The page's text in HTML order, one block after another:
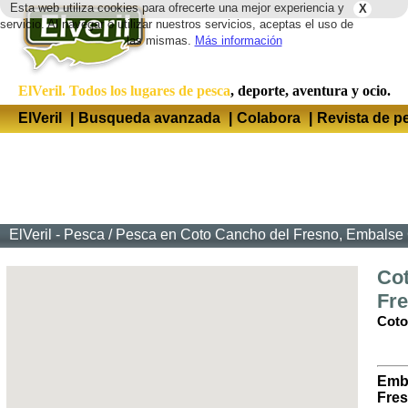
X
Esta web utiliza cookies para ofrecerte una mejor experiencia y
servicio. Al navegar o utilizar nuestros servicios, aceptas el uso de
las mismas. Más información
ElVeril. Todos los lugares de pesca, deporte, aventura y ocio.
ElVeril
| Busqueda avanzada | Colabora | Revista de
ElVeril - Pesca / Pesca en Coto Cancho del Fresno,